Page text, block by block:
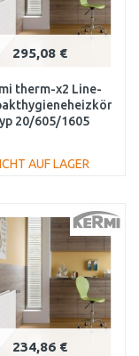
295,08 €
therm-x2 Line-
20/605/1605
AUF LAGER
Vergleichen
234,86 €